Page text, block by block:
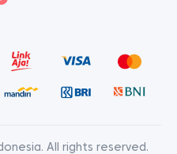
All rights reserved.